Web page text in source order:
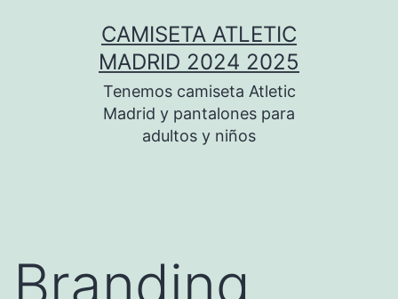
CAMISETA ATLETIC
MADRID 2024 2025
Tenemos camiseta Atletic
Madrid y pantalones para
adultos y niños
Branding